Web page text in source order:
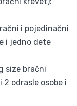
i pojedinačni
i jedno dete
size bračni
2 odrasle osobe i